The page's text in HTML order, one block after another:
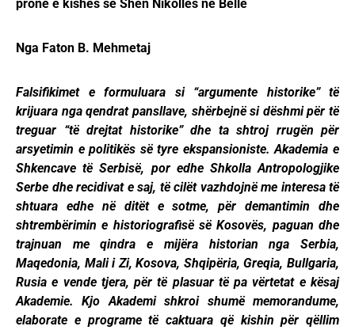
pronë e kishës së Shën Nikollës në Belle
Nga Faton B. Mehmetaj
Falsifikimet e formuluara si “argumente historike” të
krijuara nga qendrat pansllave, shërbejnë si dëshmi për të
treguar “të drejtat historike” dhe ta shtroj rrugën për
arsyetimin e politikës së tyre ekspansioniste. Akademia e
Shkencave të Serbisë, por edhe Shkolla Antropologjike
Serbe dhe recidivat e saj, të cilët vazhdojnë me interesa të
shtuara edhe në ditët e sotme, për demantimin dhe
shtrembërimin e historiografisë së Kosovës, paguan dhe
trajnuan me qindra e mijëra historian nga Serbia,
Maqedonia, Mali i Zi, Kosova, Shqipëria, Greqia, Bullgaria,
Rusia e vende tjera, për të plasuar të pa vërtetat e kësaj
Akademie. Kjo Akademi shkroi shumë memorandume,
elaborate e programe të caktuara që kishin për qëllim